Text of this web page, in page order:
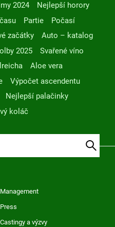
2024
Nejlepší horory
Partie
Počasí
začátky
Auto – katalog
2025
Svařené víno
Aloe vera
Výpočet ascendentu
Nejlepší palačinky
koláč
Management
Press
Castingy a výzvy